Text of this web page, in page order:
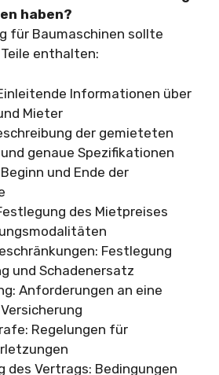
haben?
für Baumaschinen sollte
enthalten:
Informationen über
Mieter
der gemieteten
genaue Spezifikationen
und Ende der
des Mietpreises
Festlegung
und Schadenersatz
Anforderungen an eine
Regelungen für
des Vertrags: Bedingungen